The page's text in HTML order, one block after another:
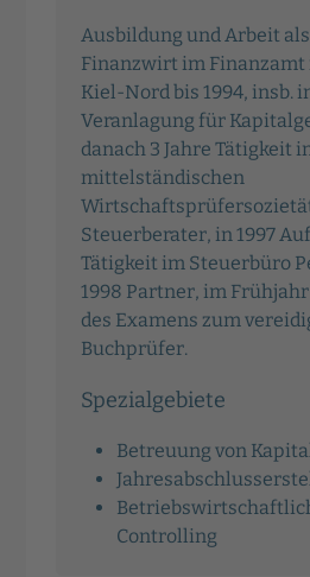
Ausbildung und Arbeit
Finanzwirt im Finanzamt
Kiel-Nord bis 1994, insb.
Veranlagung für
danach 3 Jahre Tätigkeit
mittelständischen
Steuerberater, in 1997
Tätigkeit im Steuerbüro
1998 Partner, im
des Examens zum
Buchprüfer.
Spezialgebiete
Betreuung von
Controlling